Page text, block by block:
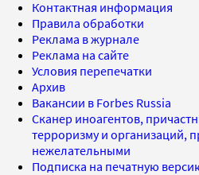
Контактная информация
Правила обработки
Реклама в журнале
Реклама на сайте
Условия перепечатки
Архив
Вакансии в Forbes Russia
Сканер иноагентов,
терроризму и организаций,
нежелательными
Подписка на печатную